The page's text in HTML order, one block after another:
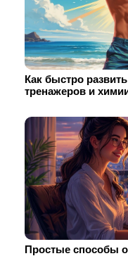
Как быстро
тренажеров и
Простые способы